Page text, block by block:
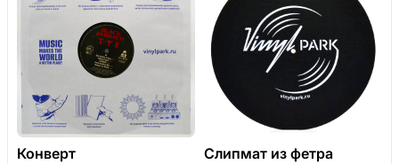
Конверт Слипмат из фетра